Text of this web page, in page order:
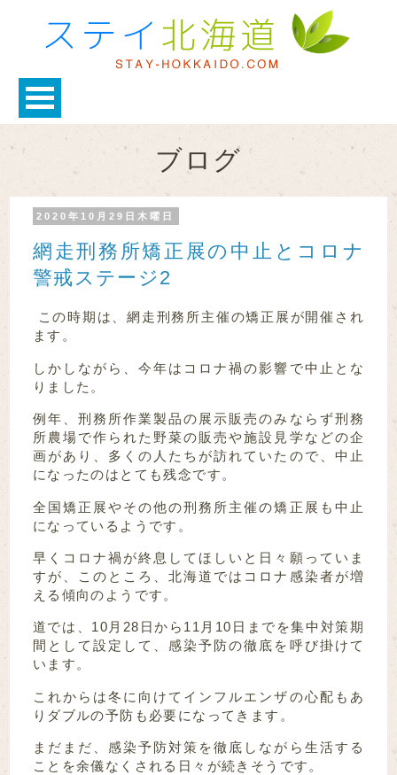
ブログ
2020年10月29日木曜日
網走刑務所矯正展の中止とコロナ
警戒ステージ2
この時期は、網走刑務所主催の矯正展が開催され
ます。
しかしながら、今年はコロナ禍の影響で中止とな
りました。
例年、刑務所作業製品の展示販売のみならず刑務
所農場で作られた野菜の販売や施設見学などの企
画があり、多くの人たちが訪れていたので、中止
になったのはとても残念です。
全国矯正展やその他の刑務所主催の矯正展も中止
になっているようです。
早くコロナ禍が終息してほしいと日々願っていま
すが、このところ、北海道ではコロナ感染者が増
える傾向のようです。
道では、10月28日から11月10日までを集中対策期
間として設定して、感染予防の徹底を呼び掛けて
います。
これからは冬に向けてインフルエンザの心配もあ
りダブルの予防も必要になってきます。
まだまだ、感染予防対策を徹底しながら生活する
ことを余儀なくされる日々が続きそうです。